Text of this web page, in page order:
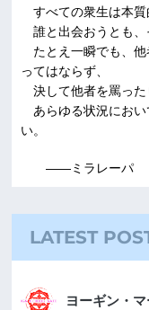
すべての衆生は本質
誰と出会おうとも、
たとえ一瞬でも、他
ってはならず、
決して他者を罵った
あらゆる状況におい
い。
――ミラレーパ
LATEST
ヨーギン・